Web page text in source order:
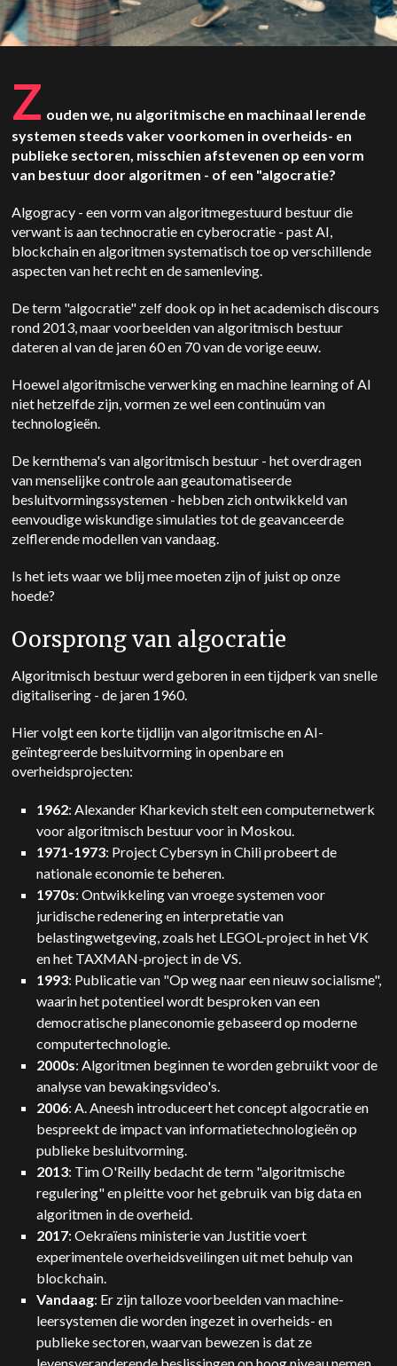
Z ouden we, nu algoritmische en machinaal lerende
systemen steeds vaker voorkomen in overheids- en
publieke sectoren, misschien afstevenen op een vorm
van bestuur door algoritmen - of een "algocratie?
Algogracy - een vorm van algoritmegestuurd bestuur die
verwant is aan technocratie en cyberocratie - past AI,
blockchain en algoritmen systematisch toe op verschillende
aspecten van het recht en de samenleving.
De term "algocratie" zelf dook op in het academisch discours
rond 2013, maar voorbeelden van algoritmisch bestuur
dateren al van de jaren 60 en 70 van de vorige eeuw.
Hoewel algoritmische verwerking en machine learning of AI
niet hetzelfde zijn, vormen ze wel een continuüm van
technologieën.
De kernthema's van algoritmisch bestuur - het overdragen
van menselijke controle aan geautomatiseerde
besluitvormingssystemen - hebben zich ontwikkeld van
eenvoudige wiskundige simulaties tot de geavanceerde
zelflerende modellen van vandaag.
Is het iets waar we blij mee moeten zijn of juist op onze
hoede?
Oorsprong van algocratie
Algoritmisch bestuur werd geboren in een tijdperk van snelle
digitalisering - de jaren 1960.
Hier volgt een korte tijdlijn van algoritmische en AI-
geïntegreerde besluitvorming in openbare en
overheidsprojecten:
1962: Alexander Kharkevich stelt een computernetwerk
voor algoritmisch bestuur voor in Moskou.
1971-1973: Project Cybersyn in Chili probeert de
nationale economie te beheren.
1970s: Ontwikkeling van vroege systemen voor
juridische redenering en interpretatie van
belastingwetgeving, zoals het LEGOL-project in het VK
en het TAXMAN-project in de VS.
1993: Publicatie van "Op weg naar een nieuw socialisme",
waarin het potentieel wordt besproken van een
democratische planeconomie gebaseerd op moderne
computertechnologie.
2000s: Algoritmen beginnen te worden gebruikt voor de
analyse van bewakingsvideo's.
2006: A. Aneesh introduceert het concept algocratie en
bespreekt de impact van informatietechnologieën op
publieke besluitvorming.
2013: Tim O'Reilly bedacht de term "algoritmische
regulering" en pleitte voor het gebruik van big data en
algoritmen in de overheid.
2017: Oekraïens ministerie van Justitie voert
experimentele overheidsveilingen uit met behulp van
blockchain.
Vandaag: Er zijn talloze voorbeelden van machine-
leersystemen die worden ingezet in overheids- en
publieke sectoren, waarvan bewezen is dat ze